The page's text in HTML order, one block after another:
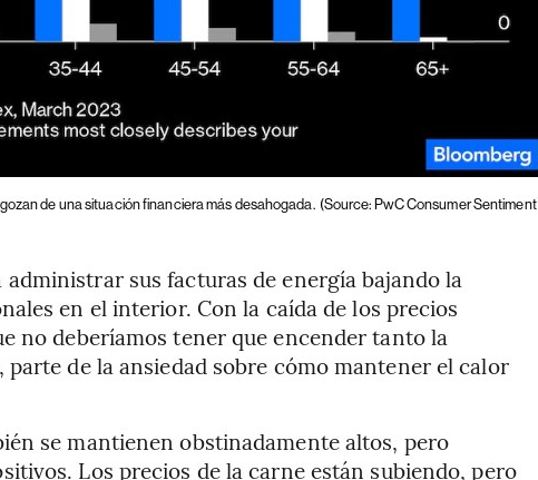
de una situación financiera más desahogada. (Source: PwC Consumer Sentiment
sus facturas de energía bajando la
en el interior. Con la caída de los precios
no deberíamos tener que encender tanto la
de la ansiedad sobre cómo mantener el calor
se mantienen obstinadamente altos, pero
Los precios de la carne están subiendo, pero